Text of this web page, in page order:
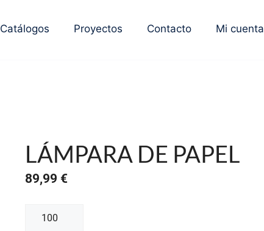
Catálogos Proyectos Contacto Mi cuenta
LÁMPARA DE PAPEL
89,99 €